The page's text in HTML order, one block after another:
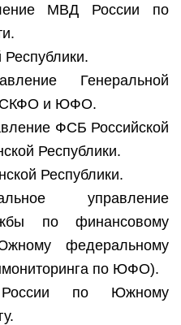
МВД России по
Генеральной
СКФО и ЮФО.
ФСБ Российской
Республики.
Республики.
управление
по финансовому
федеральному
по ЮФО).
по Южному